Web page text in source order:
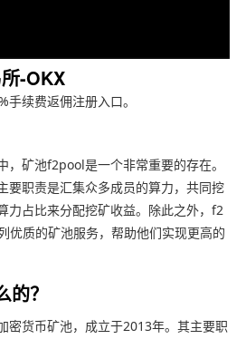
-OKX
手续费返佣注册入口。
，矿池f2pool是一个非常重要的存在。
要职责是汇集众多成员的算力，共同挖
力占比来分配挖矿收益。除此之外，f2
优质的矿池服务，帮助他们实现更高的
？
密货币矿池，成立于2013年。其主要职